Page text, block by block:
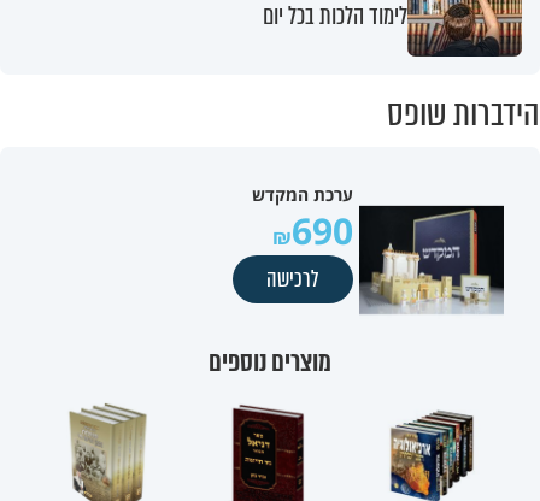
לימוד הלכות בכל יום
הידברות שופס
ערכת המקדש
690
לרכישה
מוצרים נוספים